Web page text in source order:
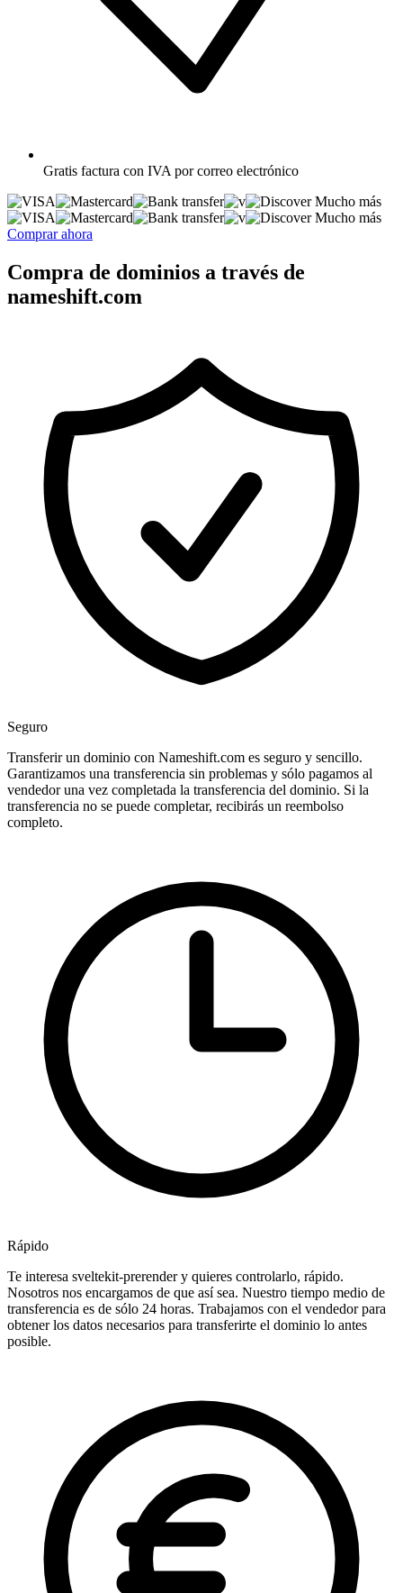
Gratis factura con IVA por correo electrónico
Mucho más
Mucho más
Comprar ahora
Compra de dominios a través de
nameshift.com
Seguro
Transferir un dominio con Nameshift.com es seguro y sencillo.
Garantizamos una transferencia sin problemas y sólo pagamos al
vendedor una vez completada la transferencia del dominio. Si la
transferencia no se puede completar, recibirás un reembolso
completo.
Rápido
Te interesa sveltekit-prerender y quieres controlarlo, rápido.
Nosotros nos encargamos de que así sea. Nuestro tiempo medio de
transferencia es de sólo 24 horas. Trabajamos con el vendedor para
obtener los datos necesarios para transferirte el dominio lo antes
posible.